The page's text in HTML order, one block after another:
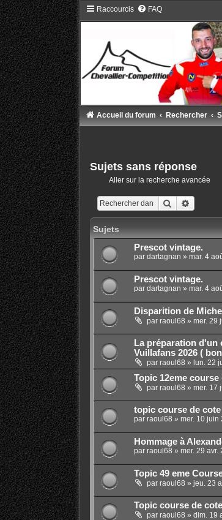
Raccourcis FAQ
Accueil du forum Rechercher
Sujets sans réponse
Aller sur la recherche avancée
Rechercher
Sujets
Prescot vintage.
par dartagnan » mar. 4
Prescot vintage.
par dartagnan » mar. 4
Disparition de
par raoul68 » mer. 29
La préparation d'un
Vuillafans 2026 (
par raoul68 » lun. 22
Topic 12eme
par raoul68 » mer. 17
topic course de
par raoul68 » mer. 10 juin
Hommage à
par raoul68 » mer. 29 avr.
Topic 49 eme
par raoul68 » jeu. 23
Topic course de
par raoul68 » dim. 19